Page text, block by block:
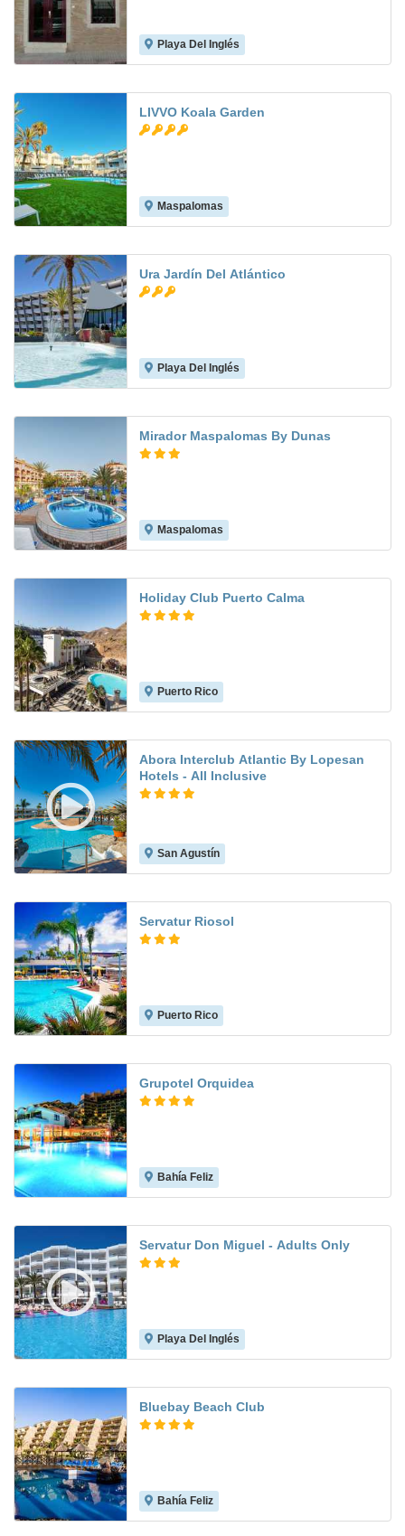
Playa Del Inglés
LIVVO Koala Garden
Maspalomas
Ura Jardín Del Atlántico
Playa Del Inglés
Mirador Maspalomas By Dunas
Maspalomas
Holiday Club Puerto Calma
Puerto Rico
Abora Interclub Atlantic By Lopesan
Hotels - All Inclusive
San Agustín
Servatur Riosol
Puerto Rico
Grupotel Orquidea
Bahía Feliz
Servatur Don Miguel - Adults Only
Playa Del Inglés
Bluebay Beach Club
Bahía Feliz